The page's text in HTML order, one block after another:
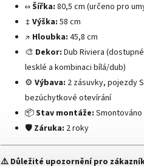
↔️Šířka: 80,5 cm (určeno pro
↕️ Výška: 58 cm
↗️ Hloubka: 45,8 cm
🎨 Dekor: Dub Riviera
lesklé a kombinaci bílá/dub)
⚙️ Výbava: 2 zásuvky, pojezdy
bezúchytkové otevírání
📦Stav montáže: Smontováno
🛡️ Záruka: 2 roky
⚠️ Důležité upozornění pro